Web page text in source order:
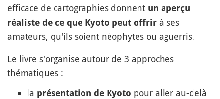
efficace de cartographies donnent un aperçu
réaliste de ce que Kyoto peut offrir à ses
amateurs, qu'ils soient néophytes ou aguerris.
Le livre s'organise autour de 3 approches
thématiques :
la présentation de Kyoto pour aller au-delà